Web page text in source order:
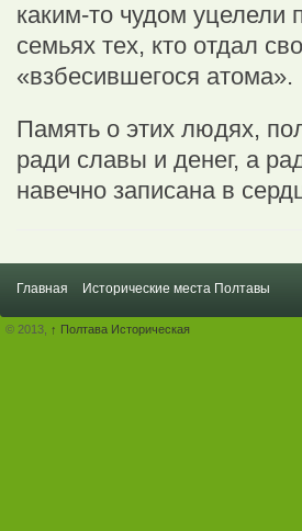
каким-то чудом уцелели
семьях тех, кто отдал
«взбесившегося атома».
Память о этих людях,
ради славы и денег, а
навечно записана в
Главная Исторические места Полтавы
© 2013, ↑ Полтава Историческая